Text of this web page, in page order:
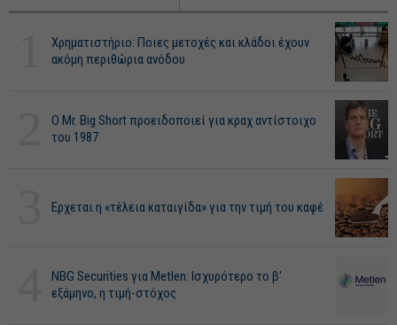
Χρηματιστήριο: Ποιες μετοχές και κλάδοι έχουν
ακόμη περιθώρια ανόδου
O Mr. Big Short προειδοποιεί για κραχ αντίστοιχο
του 1987
Ερχεται η «τέλεια καταιγίδα» για την τιμή του καφέ
NBG Securities για Metlen: Ισχυρότερο το β'
εξάμηνο, η τιμή-στόχος